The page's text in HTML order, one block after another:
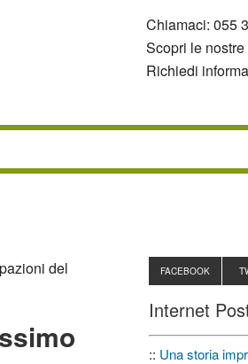
Chiamaci: 055
Scopri le nostre
Richiedi
del
FACEBOOK
Internet
:: Una storia